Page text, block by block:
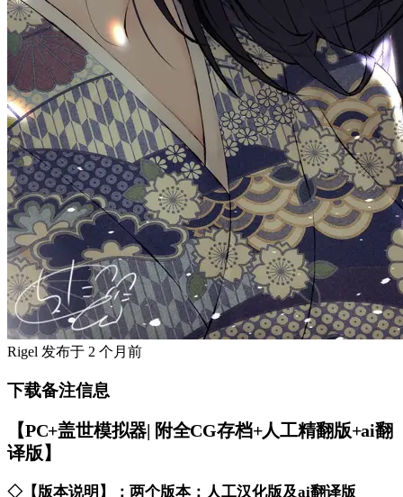
Rigel 发布于 2 个月前
下载备注信息
【PC+盖世模拟器| 附全CG存档+人工精翻版+ai翻
译版】
◇【版本说明】：两个版本：人工汉化版及ai翻译版